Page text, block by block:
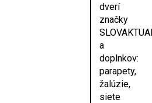
dverí
značky
a
doplnkov:
parapety,
žalúzie,
siete